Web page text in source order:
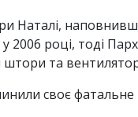
Наталі,
році, тоді
та
своє фатальне